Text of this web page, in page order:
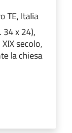
TE, Italia
34 x 24),
secolo,
la chiesa